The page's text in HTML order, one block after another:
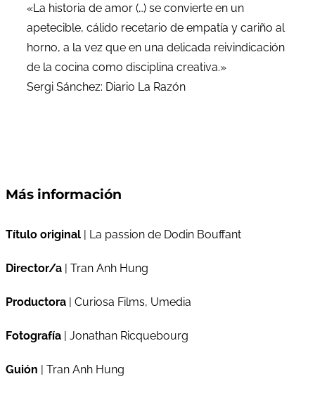
«La historia de amor (…) se convierte en un
apetecible, cálido recetario de empatía y cariño al
horno, a la vez que en una delicada reivindicación
de la cocina como disciplina creativa.»
Sergi Sánchez: Diario La Razón
Más información
Título original | La passion de Dodin Bouffant
Director/a | Tran Anh Hung
Productora | Curiosa Films, Umedia
Fotografía | Jonathan Ricquebourg
Guión | Tran Anh Hung